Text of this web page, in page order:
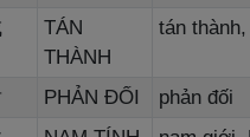
TÁN
THÀNH
tán
PHẢN ĐỐI
phản đối